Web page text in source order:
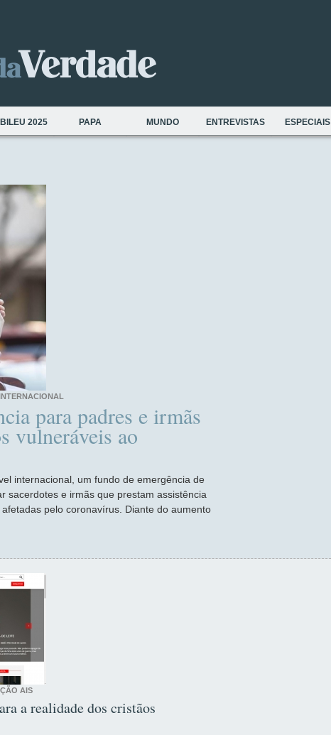
2025 PAPA MUNDO ENTREVISTAS ESPECIAIS
para padres e irmãs
vulneráveis ao
internacional, um fundo de emergência de
sacerdotes e irmãs que prestam assistência
pelo coronavírus. Diante do aumento
AIS
a realidade dos cristãos